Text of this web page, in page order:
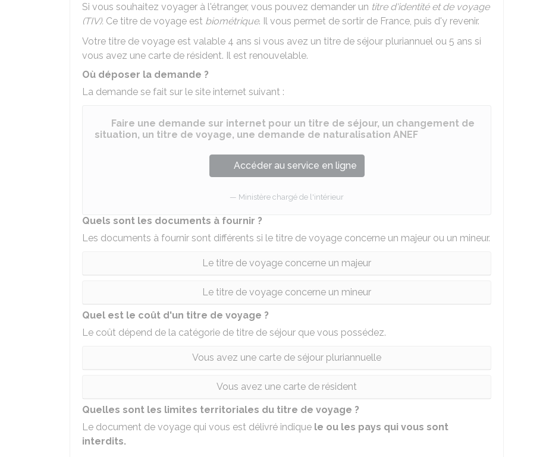
Si vous souhaitez voyager à l'étranger, vous pouvez demander un titre d'identité et de voyage
(TIV). Ce titre de voyage est biométrique. Il vous permet de sortir de France, puis d'y revenir.
Votre titre de voyage est valable 4 ans si vous avez un titre de séjour pluriannuel ou 5 ans si
vous avez une carte de résident. Il est renouvelable.
Où déposer la demande ?
La demande se fait sur le site internet suivant :
Faire une demande sur internet pour un titre de séjour, un changement de
situation, un titre de voyage, une demande de naturalisation ANEF
Accéder au service en ligne
Ministère chargé de l'intérieur
Quels sont les documents à fournir ?
Les documents à fournir sont différents si le titre de voyage concerne un majeur ou un mineur.
Le titre de voyage concerne un majeur
Le titre de voyage concerne un mineur
Quel est le coût d'un titre de voyage ?
Le coût dépend de la catégorie de titre de séjour que vous possédez.
Vous avez une carte de séjour pluriannuelle
Vous avez une carte de résident
Quelles sont les limites territoriales du titre de voyage ?
Le document de voyage qui vous est délivré indique le ou les pays qui vous sont
interdits.